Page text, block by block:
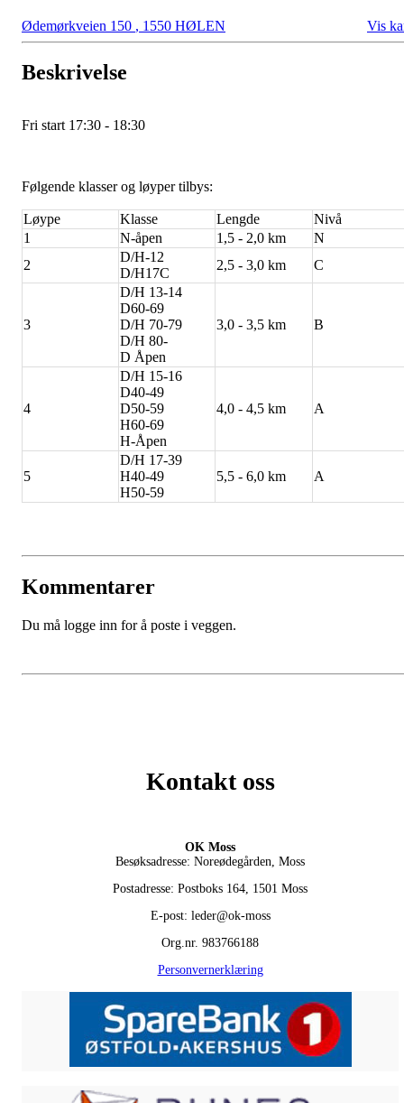
Ødemørkveien 150 , 1550 HØLEN Vis
Beskrivelse
Fri start 17:30 - 18:30
Følgende klasser og løyper tilbys:
Løype Klasse Lengde
Nivå
1
N-åpen 1,5 - 2,0 km
N
2
D/H-12
D/H17C
2,5 - 3,0 km C
3
D/H 13-14
D60-69
D/H 70-79
D/H 80-
D Åpen
3,0 - 3,5 km B
4
D/H 15-16
D40-49
D50-59
H60-69
H-Åpen
4,0 - 4,5 km A
5
D/H 17-39
H40-49
H50-59
5,5 - 6,0 km A
Kommentarer
Du må logge inn for å poste i veggen.
Kontakt oss
OK Moss
Besøksadresse: Noreødegården, Moss
Postadresse: Postboks 164, 1501 Moss
E-post: leder@ok-moss
Org.nr. 983766188
Personvernerklæring